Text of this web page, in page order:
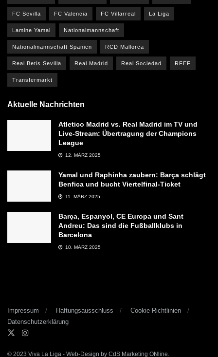
FC Sevilla FC Valencia FC Villarreal La Liga
Lamine Yamal Nationalmannschaft
Nationalmannschaft Spanien RCD Mallorca
Real Betis Sevilla Real Madrid Real Sociedad RFEF
Transfermarkt
Aktuelle Nachrichten
Atletico Madrid vs. Real Madrid im TV und
Live-Stream: Übertragung der Champions
League
12. MÄRZ 2025
Yamal und Raphinha zaubern: Barça schlägt
Benfica und bucht Viertelfinal-Ticket
11. MÄRZ 2025
Barça, Espanyol, CE Europa und Sant
Andreu: Das sind die Fußballklubs in
Barcelona
10. MÄRZ 2025
Impressum Haftungsausschluss
Cookie Richtlinien
Datenschutzerklärung
© 2023 Viva La Liga - Web-Design by CdS Marketing ONline